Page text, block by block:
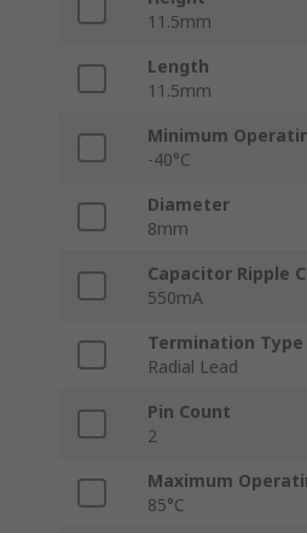
11.5mm
Length
11.5mm
Minimum
-40°C
Diameter
8mm
Capacitor Ripple
550mA
Termination Type
Radial Lead
Pin Count
2
Maximum
85°C